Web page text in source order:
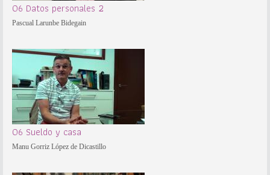
06 Datos personales 2
Pascual Larunbe Bidegain
06 Sueldo y casa
Manu Gorriz López de Dicastillo